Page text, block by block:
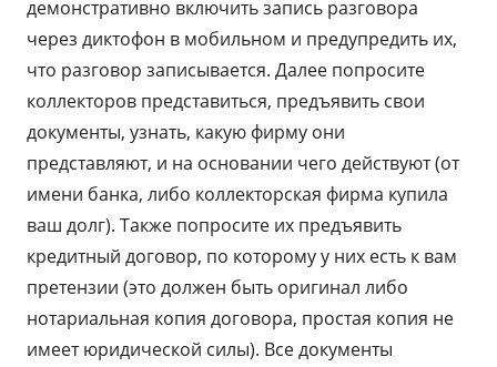
демонстративно включить запись разговора
через диктофон в мобильном и предупредить их,
что разговор записывается. Далее попросите
коллекторов представиться, предъявить свои
документы, узнать, какую фирму они
представляют, и на основании чего действуют (от
имени банка, либо коллекторская фирма купила
ваш долг). Также попросите их предъявить
кредитный договор, по которому у них есть к вам
претензии (это должен быть оригинал либо
нотариальная копия договора, простая копия не
имеет юридической силы). Все документы